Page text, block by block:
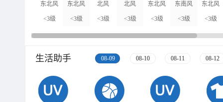
东北风
<3级
东北风
<3级
北风
<3级
北风
<3级
东北风
<3级
东南风
<3级
东北风
<3级
生活助手 08-09 08-10 08-11 08-12